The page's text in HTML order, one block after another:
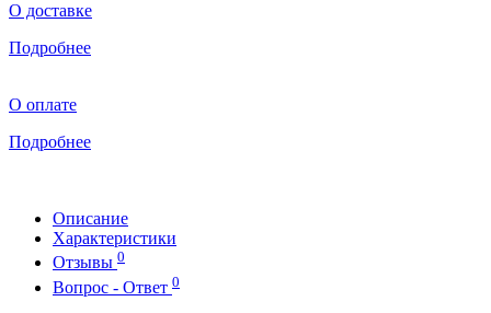
О доставке
Подробнее
О оплате
Подробнее
Описание
Характеристики
Отзывы 0
Вопрос - Ответ 0